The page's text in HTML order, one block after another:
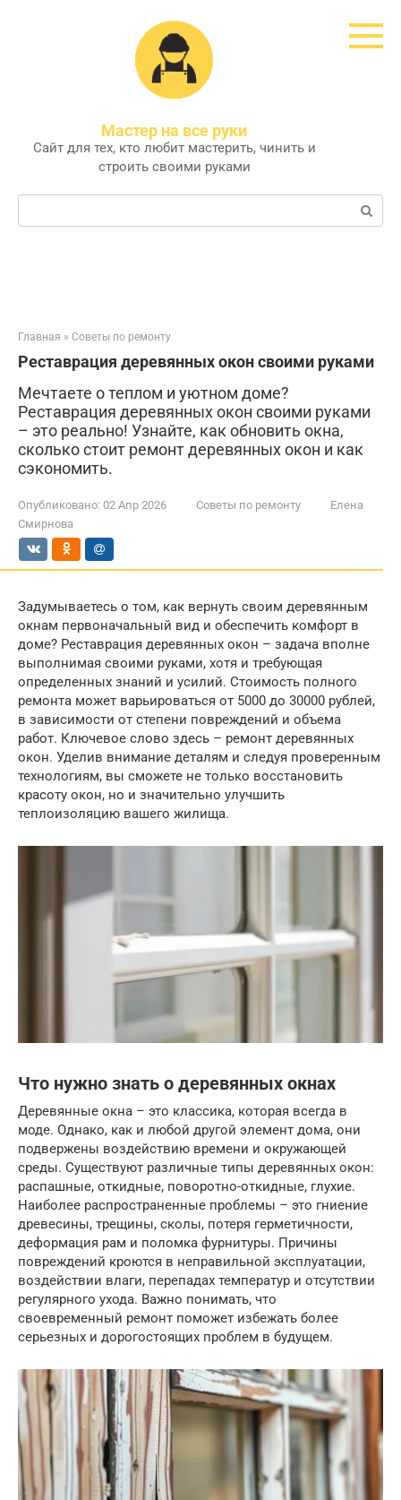
Мастер на все руки
Сайт для тех, кто любит мастерить, чинить и
строить своими руками
Поиск:
Главная » Советы по ремонту
Реставрация деревянных окон своими руками
Мечтаете о теплом и уютном доме?
Реставрация деревянных окон своими руками
– это реально! Узнайте, как обновить окна,
сколько стоит ремонт деревянных окон и как
сэкономить.
Опубликовано: 02 Апр 2026 Советы по ремонту
Елена
Смирнова
Задумываетесь о том, как вернуть своим деревянным
окнам первоначальный вид и обеспечить комфорт в
доме? Реставрация деревянных окон – задача вполне
выполнимая своими руками, хотя и требующая
определенных знаний и усилий. Стоимость полного
ремонта может варьироваться от 5000 до 30000 рублей,
в зависимости от степени повреждений и объема
работ. Ключевое слово здесь – ремонт деревянных
окон. Уделив внимание деталям и следуя проверенным
технологиям, вы сможете не только восстановить
красоту окон, но и значительно улучшить
теплоизоляцию вашего жилища.
Что нужно знать о деревянных окнах
Деревянные окна – это классика, которая всегда в
моде. Однако, как и любой другой элемент дома, они
подвержены воздействию времени и окружающей
среды. Существуют различные типы деревянных окон:
распашные, откидные, поворотно-откидные, глухие.
Наиболее распространенные проблемы – это гниение
древесины, трещины, сколы, потеря герметичности,
деформация рам и поломка фурнитуры. Причины
повреждений кроются в неправильной эксплуатации,
воздействии влаги, перепадах температур и отсутствии
регулярного ухода. Важно понимать, что
своевременный ремонт поможет избежать более
серьезных и дорогостоящих проблем в будущем.